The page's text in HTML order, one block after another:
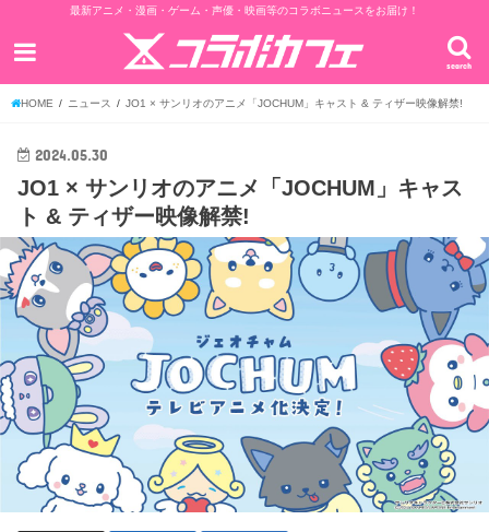
最新アニメ・漫画・ゲーム・声優・映画等のコラボニュースをお届け！
search
HOME ニュース JO1 × サンリオのアニメ「JOCHUM」キャスト & ティザー映像解禁!
2024.05.30
JO1 × サンリオのアニメ「JOCHUM」キャス
ト & ティザー映像解禁!